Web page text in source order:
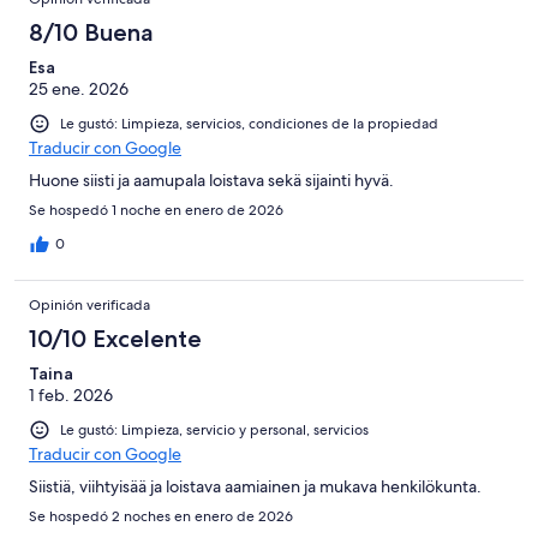
8/10 Buena
Esa
25 ene. 2026
Le gustó: Limpieza, servicios, condiciones de la propiedad
Traducir con Google
Huone siisti ja aamupala loistava sekä sijainti hyvä.
Se hospedó 1 noche en enero de 2026
0
Opinión verificada
10/10 Excelente
Taina
1 feb. 2026
Le gustó: Limpieza, servicio y personal, servicios
Traducir con Google
Siistiä, viihtyisää ja loistava aamiainen ja mukava henkilökunta.
Se hospedó 2 noches en enero de 2026